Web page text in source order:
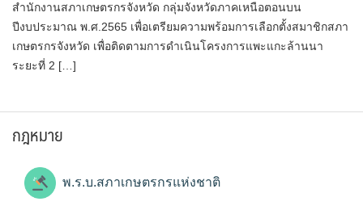
สำนักงานสภาเกษตรกรจังหวัด กลุ่มจังหวัดภาคเหนือตอนบน
ปีงบประมาณ พ.ศ.2565 เพื่อเตรียมความพร้อมการเลือกตั้งสมาชิกสภา
เกษตรกรจังหวัด เพื่อติดตามการดำเนินโครงการแพะแกะล้านนา
ระยะที่ 2 […]
กฎหมาย
พ.ร.บ.สภาเกษตรกรแห่งชาติ